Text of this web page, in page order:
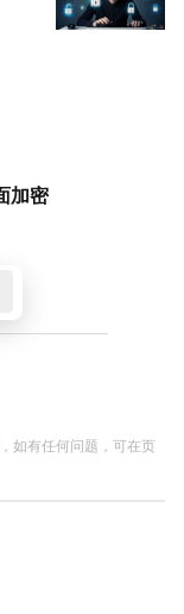
加密
如有任何问题，可在页